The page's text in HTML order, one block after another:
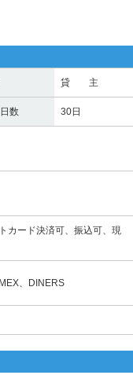
貸 主
数 30日
カード決済可、振込可、現
、DINERS